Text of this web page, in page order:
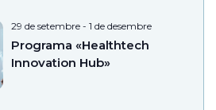
29 de setembre - 1 de desembre
Programa «Healthtech
Innovation Hub»